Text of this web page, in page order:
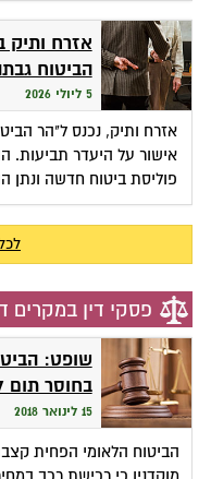
אזרח ותיק
הביטוח
5 ליולי 2026
אזרח ותיק, נכנס ל"הר
אישור על היעדר תביעות.
פוליסת ביטוח חדשה ונתן
פסקי דין במקרים
שופט:
בחוסר תום
15 לינואר 2018
הביטוח הלאומי הפחית